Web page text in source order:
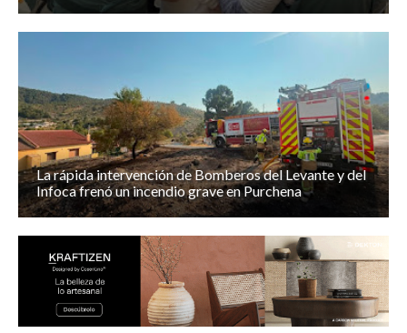
La rápida intervención de Bomberos del Levante y del
Infoca frenó un incendio grave en Purchena